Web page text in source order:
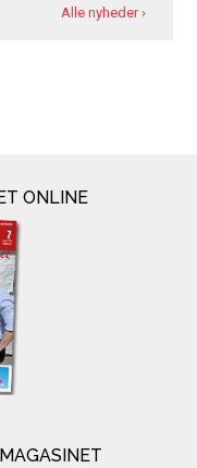
Alle nyheder ›
ONLINE